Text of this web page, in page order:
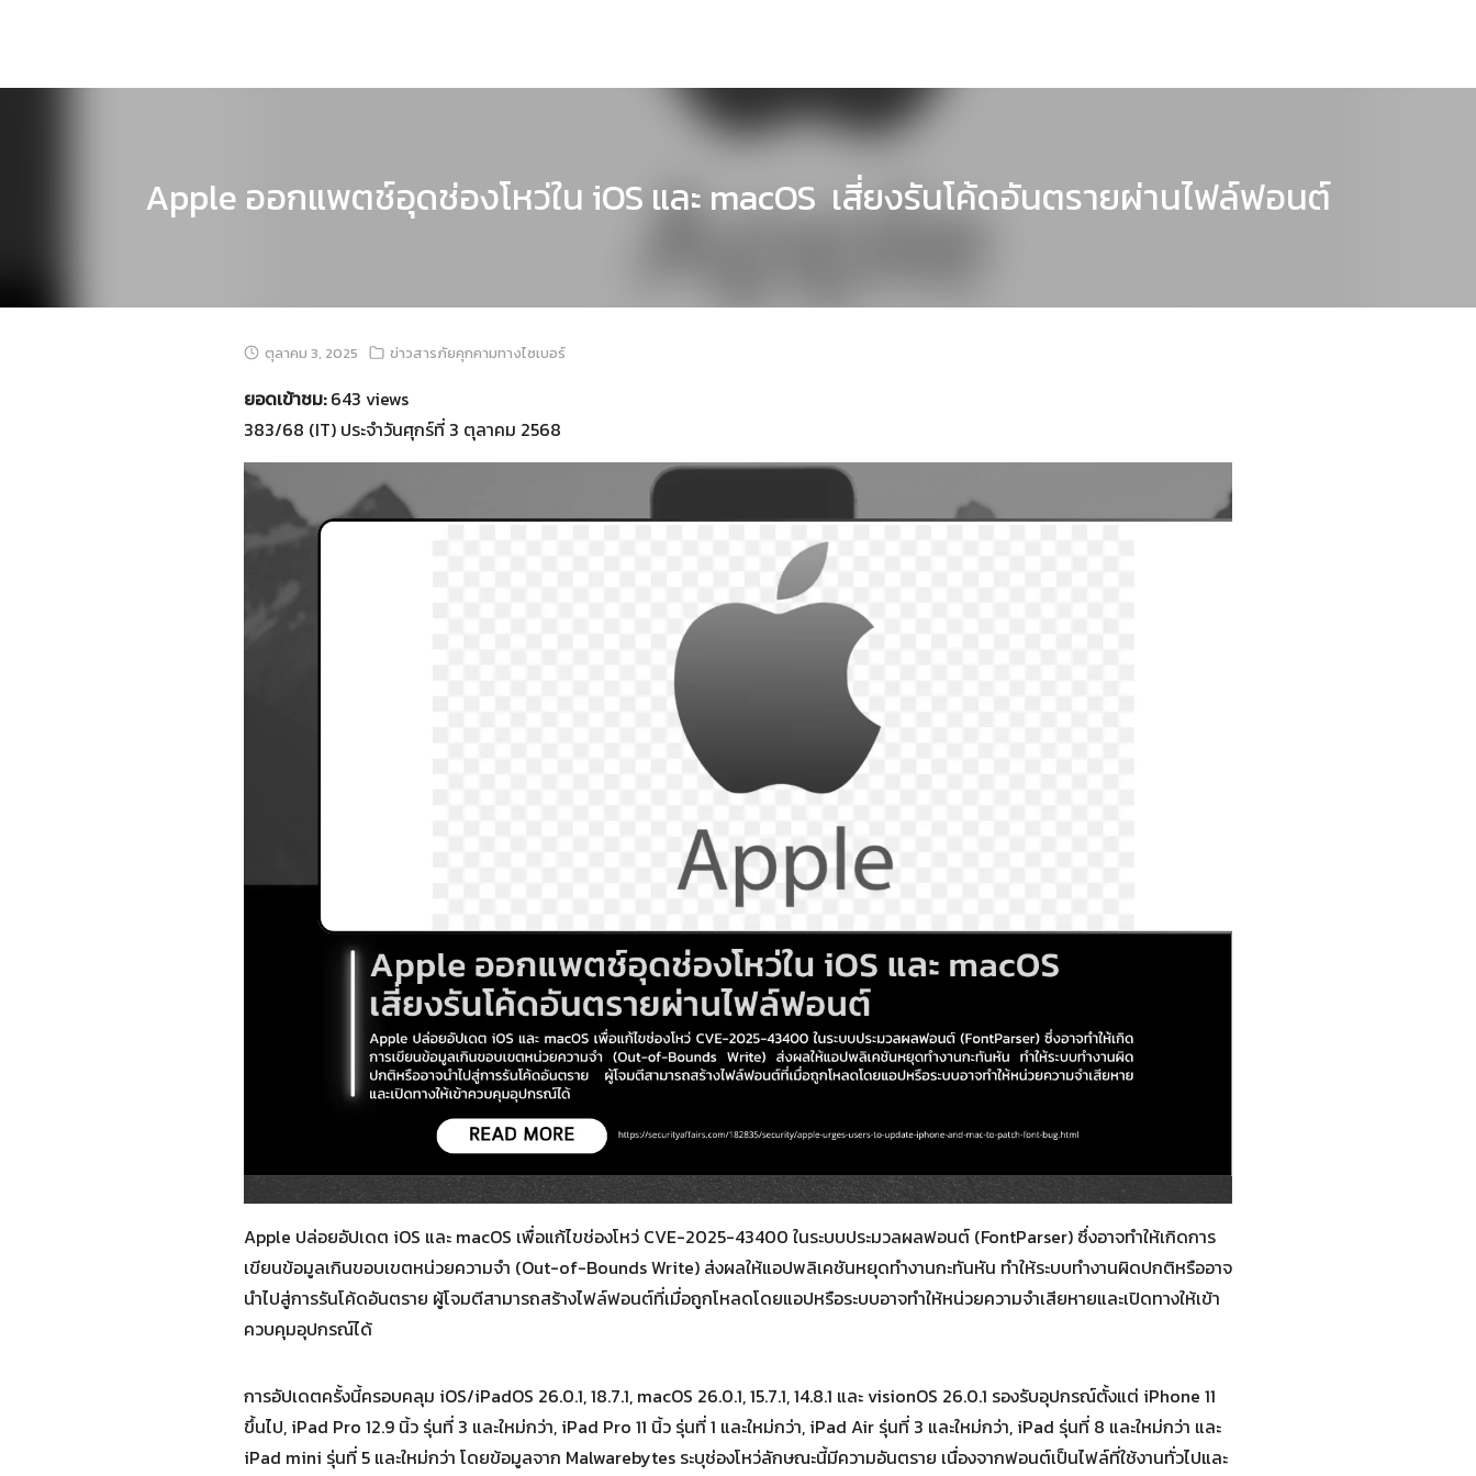
Search
for:
Search
Apple ออกแพตช์อุดช่องโหว่ใน iOS และ macOS เสี่ยงรันโค้ดอันตรายผ่านไฟล์ฟอนต์
ตุลาคม 3, 2025 ข่าวสารภัยคุกคามทางไซเบอร์
ยอดเข้าชม:643 views
383/68 (IT) ประจำวันศุกร์ที่ 3 ตุลาคม 2568
Apple ปล่อยอัปเดต iOS และ macOS เพื่อแก้ไขช่องโหว่ CVE-2025-43400 ในระบบประมวลผลฟอนต์ (FontParser) ซึ่งอาจทำให้เกิดการ
เขียนข้อมูลเกินขอบเขตหน่วยความจำ (Out-of-Bounds Write) ส่งผลให้แอปพลิเคชันหยุดทำงานกะทันหัน ทำให้ระบบทำงานผิดปกติหรืออาจ
นำไปสู่การรันโค้ดอันตราย ผู้โจมตีสามารถสร้างไฟล์ฟอนต์ที่เมื่อถูกโหลดโดยแอปหรือระบบอาจทำให้หน่วยความจำเสียหายและเปิดทางให้เข้า
ควบคุมอุปกรณ์ได้
การอัปเดตครั้งนี้ครอบคลุม iOS/iPadOS 26.0.1, 18.7.1, macOS 26.0.1, 15.7.1, 14.8.1 และ visionOS 26.0.1 รองรับอุปกรณ์ตั้งแต่ iPhone 11
ขึ้นไป, iPad Pro 12.9 นิ้ว รุ่นที่ 3 และใหม่กว่า, iPad Pro 11 นิ้ว รุ่นที่ 1 และใหม่กว่า, iPad Air รุ่นที่ 3 และใหม่กว่า, iPad รุ่นที่ 8 และใหม่กว่า และ
iPad mini รุ่นที่ 5 และใหม่กว่า โดยข้อมูลจาก Malwarebytes ระบุช่องโหว่ลักษณะนี้มีความอันตราย เนื่องจากฟอนต์เป็นไฟล์ที่ใช้งานทั่วไปและ